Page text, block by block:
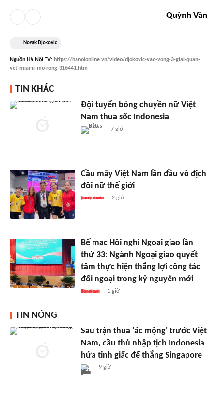
Quỳnh Vân
Novak Djokovic
Nguồn Hà Nội TV: https://hanoionline.vn/video/djokovic-vao-vong-3-giai-quan-
vot-miami-mo-rong-316441.htm
TIN KHÁC
Đội tuyển bóng chuyền nữ Việt
Nam thua sốc Indonesia
7 giờ
Cầu mây Việt Nam lần đầu vô địch
đôi nữ thế giới
2 giờ
Bế mạc Hội nghị Ngoại giao lần
thứ 33: Ngành Ngoại giao quyết
tâm thực hiện thắng lợi công tác
đối ngoại trong kỷ nguyên mới
1 giờ
TIN NÓNG
Sau trận thua 'ác mộng' trước Việt
Nam, cầu thủ nhập tịch Indonesia
hứa tỉnh giấc để thắng Singapore
9 giờ